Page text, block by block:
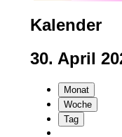
Kalender
30. April
Monat
Woche
Tag